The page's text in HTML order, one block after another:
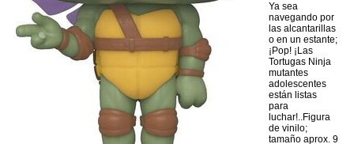
Ya sea
navegando por
las alcantarillas
o en un estante;
¡Pop! ¡Las
Tortugas Ninja
mutantes
adolescentes
están listas
para
luchar!..Figura
de vinilo;
tamaño aprox. 9